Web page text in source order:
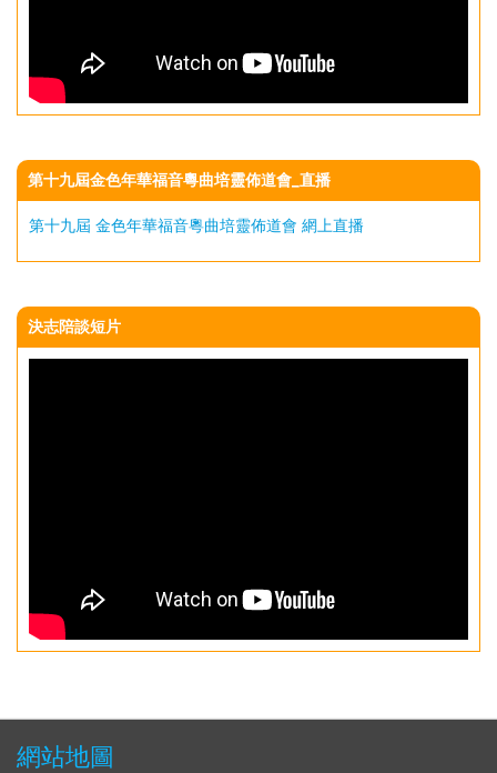
第十九屆金色年華福音粵曲培靈佈道會_直播
第十九屆 金色年華福音粵曲培靈佈道會 網上直播
決志陪談短片
網站地圖